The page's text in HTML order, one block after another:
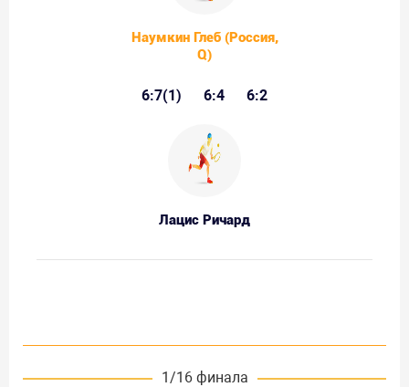
Наумкин Глеб (Россия,
Q)
6:7(1) 6:4 6:2
Лацис Ричард
1/16 финала